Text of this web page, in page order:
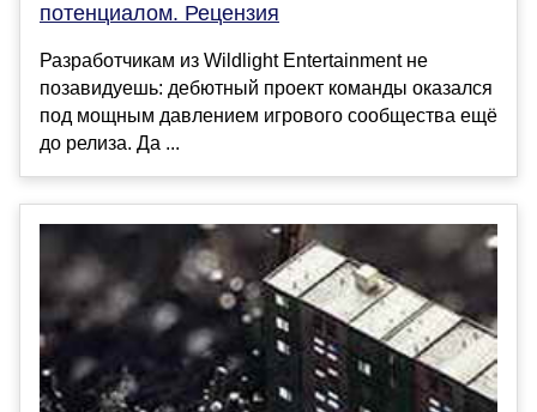
потенциалом. Рецензия
Разработчикам из Wildlight Entertainment не
позавидуешь: дебютный проект команды оказался
под мощным давлением игрового сообщества ещё
до релиза. Да ...